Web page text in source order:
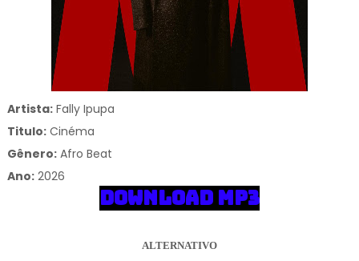
Artista:Fally Ipupa
Titulo:Cinéma
Gênero: Afro Beat
Ano:2026
DOWNLOAD MP3
ALTERNATIVO